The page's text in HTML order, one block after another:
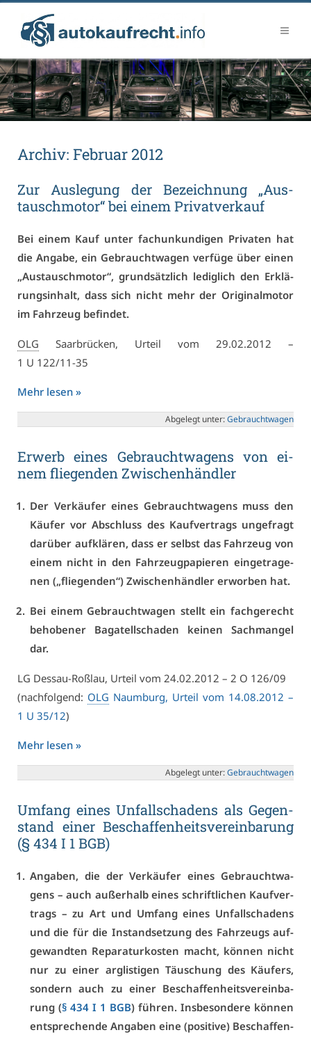
Ar­chiv: Fe­bru­ar 2012
Zur Aus­le­gung der Be­zeich­nung „Aus­
tausch­mo­tor“ bei ei­nem Pri­vat­ver­kauf
Bei ei­nem Kauf un­ter fa­ch­un­kun­di­gen Pri­va­ten hat
die An­ga­be, ein Ge­braucht­wa­gen ver­fü­ge über ei­nen
„Aus­tausch­mo­tor“, grund­sätz­lich le­dig­lich den Er­klä­
rungs­in­halt, dass sich nicht mehr der Ori­gi­nal­mo­tor
im Fahr­zeug be­fin­det.
OLG Saar­brü­cken, Ur­teil vom 29.02.2012 –
1 U 122/11-35
Mehr le­sen »
Ab­ge­legt un­ter:Ge­braucht­wa­gen
Er­werb ei­nes Ge­braucht­wa­gens von ei­
nem flie­gen­den Zwi­schen­händ­ler
Der Ver­käu­fer ei­nes Ge­braucht­wa­gens muss den
Käu­fer vor Ab­schluss des Kauf­ver­trags un­ge­fragt
dar­über auf­klä­ren, dass er selbst das Fahr­zeug von
ei­nem nicht in den Fahr­zeug­pa­pie­ren ein­ge­tra­ge­
nen („flie­gen­den“) Zwi­schen­händ­ler er­wor­ben hat.
Bei ei­nem Ge­braucht­wa­gen stellt ein fach­ge­recht
be­ho­be­ner Ba­ga­tell­scha­den kei­nen Sach­man­gel
dar.
LG Des­sau-Roß­lau, Ur­teil vom 24.02.2012 – 2 O 126/09
(nach­fol­gend: OLG Naum­burg, Ur­teil vom 14.08.2012 –
1 U 35/12)
Mehr le­sen »
Ab­ge­legt un­ter:Ge­braucht­wa­gen
Um­fang ei­nes Un­fall­scha­dens als Ge­gen­
stand ei­ner Be­schaf­fen­heits­ver­ein­ba­rung
(§ 434 I 1 BGB)
An­ga­ben, die der Ver­käu­fer ei­nes Ge­braucht­wa­
gens – auch au­ßer­halb ei­nes schrift­li­chen Kauf­ver­
trags – zu Art und Um­fang ei­nes Un­fall­scha­dens
und die für die In­stand­set­zung des Fahr­zeugs auf­
ge­wand­ten Re­pa­ra­tur­kos­ten macht, kön­nen nicht
nur zu ei­ner arg­lis­ti­gen Täu­schung des Käu­fers,
son­dern auch zu ei­ner Be­schaf­fen­heits­ver­ein­ba­
rung (§ 434 I 1 BGB) füh­ren. Ins­be­son­de­re kön­nen
ent­spre­chen­de An­ga­ben ei­ne (po­si­ti­ve) Be­schaf­fen­